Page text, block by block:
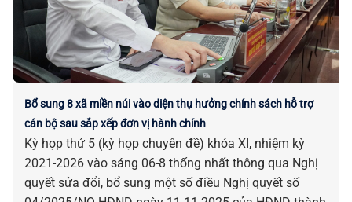
Bổ sung 8 xã miền núi vào diện thụ hưởng chính sách hỗ trợ
cán bộ sau sắp xếp đơn vị hành chính
Kỳ họp thứ 5 (kỳ họp chuyên đề) khóa XI, nhiệm kỳ
2021-2026 vào sáng 06-8 thống nhất thông qua Nghị
quyết sửa đổi, bổ sung một số điều Nghị quyết số